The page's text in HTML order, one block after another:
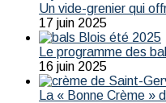
Un vide-grenier qui
17 juin 2025
Le programme des
16 juin 2025
La « Bonne Crème »